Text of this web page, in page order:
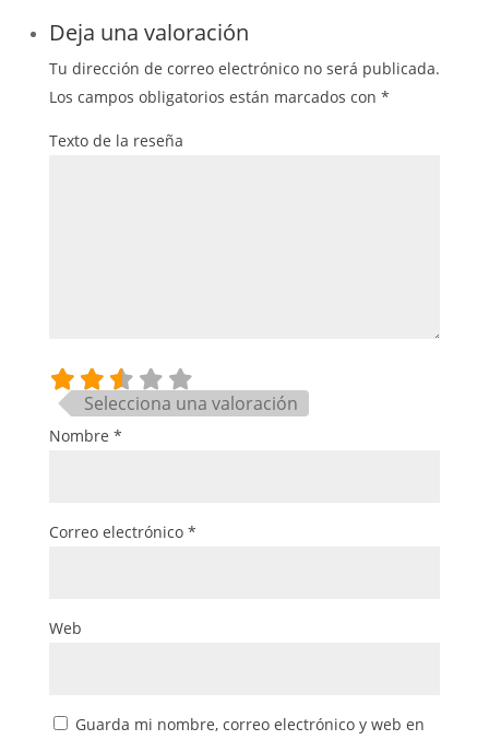
Deja una valoración
Tu dirección de correo electrónico no será publicada.
Los campos obligatorios están marcados con *
Texto de la reseña
Selecciona una valoración
Nombre *
Correo electrónico *
Web
Guarda mi nombre, correo electrónico y web en